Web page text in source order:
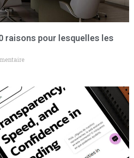
raisons pour lesquelles les